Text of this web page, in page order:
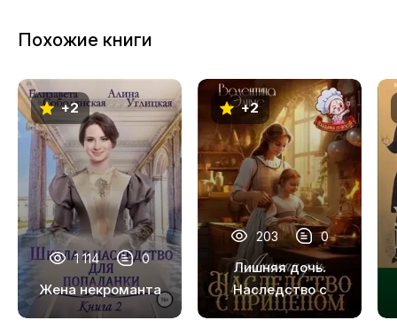
Похожие книги
+2
1 114 0
Жена некроманта
+2
203 0
Лишняя дочь.
Наследство с
прицепом